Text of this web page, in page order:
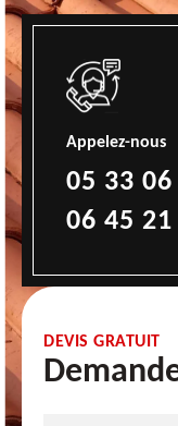
Appelez-nous
05 33
06 45 21
DEVIS GRATUIT